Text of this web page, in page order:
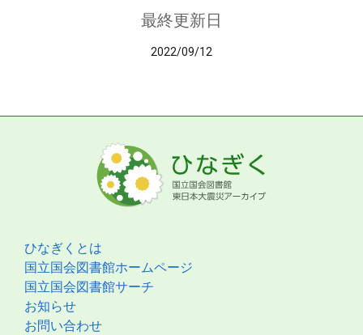
最終更新日
2022/09/12
ひなぎくとは
国立国会図書館ホームページ
国立国会図書館サーチ
お知らせ
お問い合わせ